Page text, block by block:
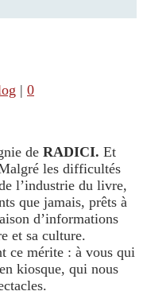
| 0
de RADICI. Et
les difficultés
l’industrie du livre,
que jamais, prêts à
d’informations
et sa culture.
ce mérite : à vous qui
kiosque, qui nous